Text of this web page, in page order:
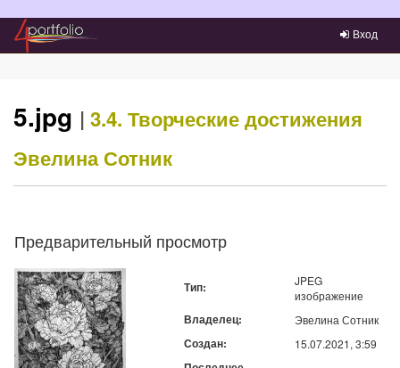
Преейти на главное меню
Вход
5.jpg | 3.4. Творческие достижения
Эвелина Сотник
Предварительный просмотр
Тип:
JPEG
изображение
Владелец: Эвелина Сотник
Создан: 15.07.2021, 3:59